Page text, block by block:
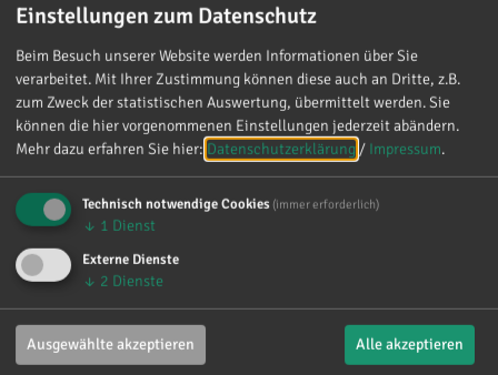
Einstellungen zum Datenschutz
Beim Besuch unserer Website werden Informationen über Sie
verarbeitet. Mit Ihrer Zustimmung können diese auch an Dritte, z.B.
zum Zweck der statistischen Auswertung, übermittelt werden. Sie
können die hier vorgenommenen Einstellungen jederzeit abändern.
Mehr dazu erfahren Sie hier: Datenschutzerklärung / Impressum.
Technisch notwendige Cookies (immer erforderlich)
↓ 1 Dienst
Externe Dienste
↓ 2 Dienste
Ausgewählte akzeptieren Alle akzeptieren